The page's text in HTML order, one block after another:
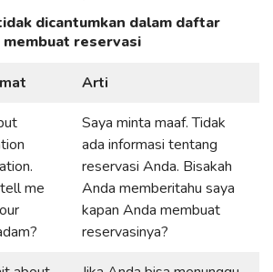
dicantumkan dalam daftar
reservasi
Arti
me
Saya minta maaf. Tidak
ada informasi tentang
reservasi Anda. Bisakah
Anda memberitahu saya
kapan Anda membuat
reservasinya?